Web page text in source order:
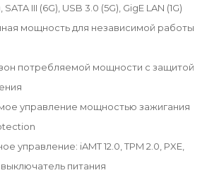
III (6G), USB 3.0 (5G), GigE LAN (1G)
мощность для независимой работы
потребляемой мощности с защитой
управление мощностью зажигания
управление: iAMT 12.0, TPM 2.0, PXE,
питания